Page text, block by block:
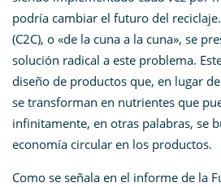
podría cambiar el futuro del
(C2C), o «de la cuna a la cuna», se
solución radical a este problema.
diseño de productos que, en lugar
se transforman en nutrientes que
infinitamente, en otras palabras, se
economía circular en los productos.
Como se señala en el informe de la